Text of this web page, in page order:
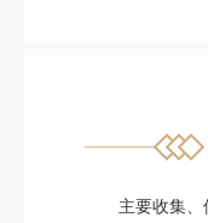
主要收集